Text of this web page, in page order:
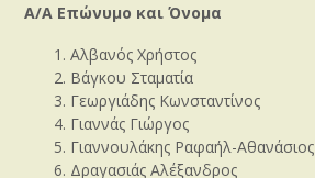
Α/Α Επώνυμο και Όνομα
Αλβανός Χρήστος
Βάγκου Σταματία
Γεωργιάδης Κωνσταντίνος
Γιαννάς Γιώργος
Γιαννουλάκης Ραφαήλ-Αθανάσιος
Δραγασιάς Αλέξανδρος